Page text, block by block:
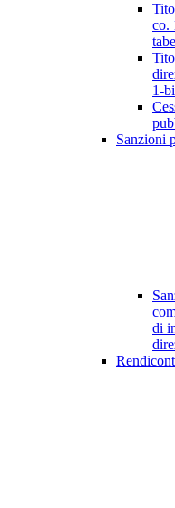
co.
1-
Sanzioni
di